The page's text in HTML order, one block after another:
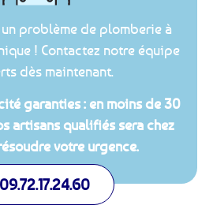
problème de plomberie à
! Contactez notre équipe
dès maintenant.
garanties : en moins de 30
artisans qualifiés sera chez
votre urgence.